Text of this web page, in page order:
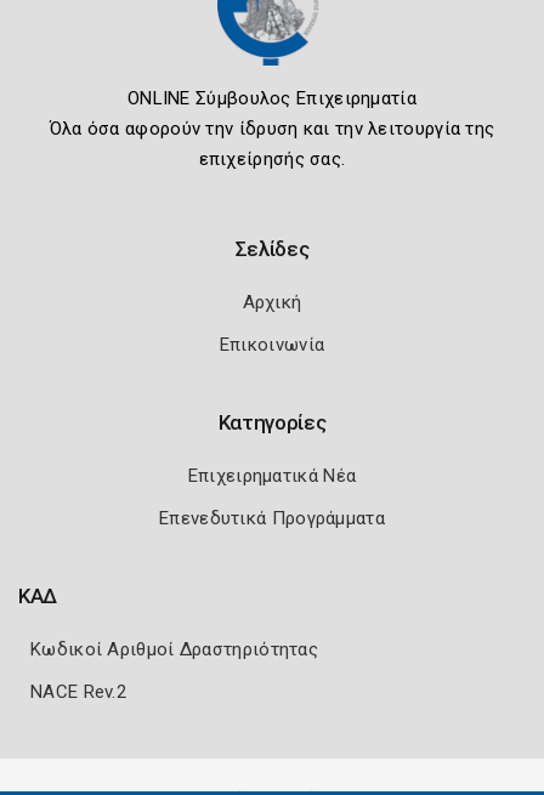
ONLINE Σύμβουλος Επιχειρηματία
Όλα όσα αφορούν την ίδρυση και την λειτουργία της
επιχείρησής σας.
Σελίδες
Αρχική
Επικοινωνία
Κατηγορίες
Επιχειρηματικά Νέα
Επενεδυτικά Προγράμματα
ΚΑΔ
Κωδικοί Αριθμοί Δραστηριότητας
NACE Rev.2